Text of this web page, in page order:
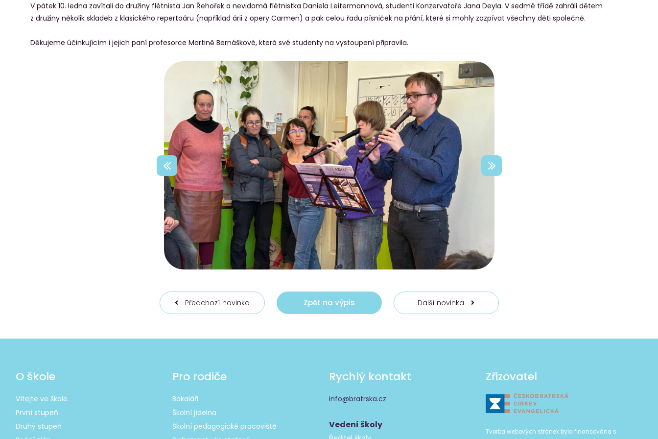
V pátek 10. ledna zavítali do družiny flétnista Jan Řehořek a nevidomá flétnistka Daniela Leitermannová, studenti Konzervatoře Jana Deyla. V sedmé třídě zahráli dětem
z družiny několik skladeb z klasického repertoáru (například árii z opery Carmen) a pak celou řadu písniček na přání, které si mohly zazpívat všechny děti společně.
Děkujeme účinkujícím i jejich paní profesorce Martině Bernáškové, která své studenty na vystoupení připravila.
Předchozí novinka Zpět na výpis Další novinka
O škole
Vítejte ve škole
První stupeň
Druhý stupeň
Pro rodiče
Bakaláři
Školní jídelna
Školní pedagogické pracoviště
Rychlý kontakt
info@bratrska.cz
Vedení školy
Zřizovatel
Tvorba webových stránek byla financována s